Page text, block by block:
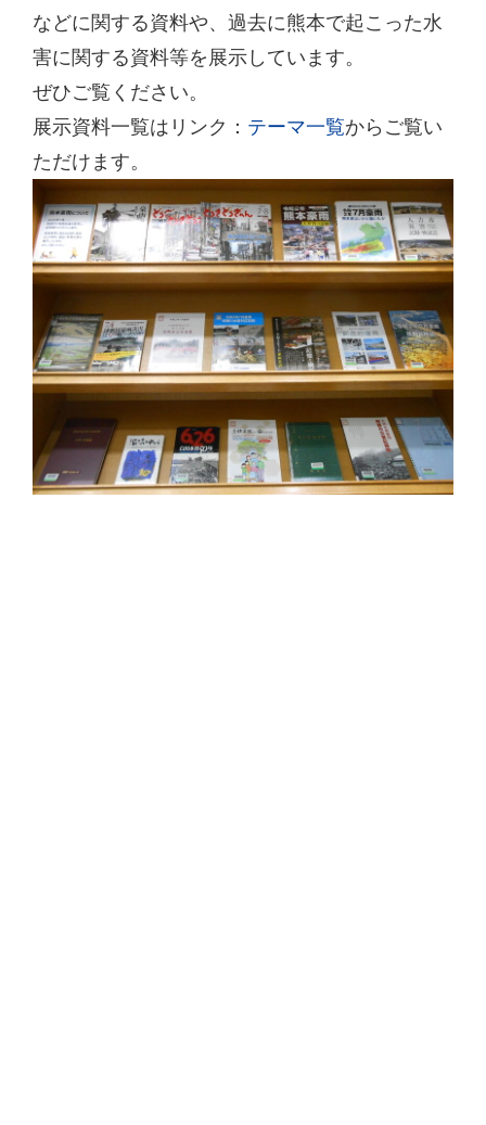
などに関する資料や、過去に熊本で起こった水
害に関する資料等を展示しています。
ぜひご覧ください。
展示資料一覧はリンク： テーマ一覧からご覧い
ただけます。